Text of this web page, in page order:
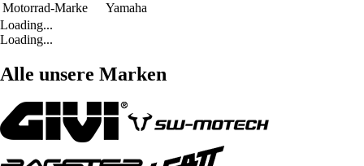
Motorrad-Marke
Yamaha
Loading...
Loading...
Alle unsere Marken